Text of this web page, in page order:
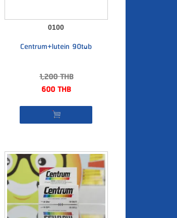
0100
Centrum+lutein 90tab
1,200THB
600THB